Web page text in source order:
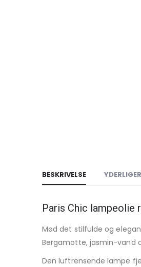
BESKRIVELSE
Paris Chic lampeolie
Mød det stilfulde og
Bergamotte, jasmin-vand
Den luftrensende lampe